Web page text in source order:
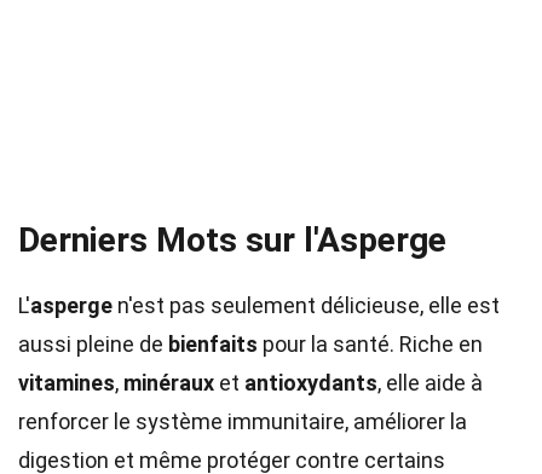
Derniers Mots sur l'Asperge
L'asperge n'est pas seulement délicieuse, elle est
aussi pleine de bienfaits pour la santé. Riche en
vitamines, minéraux et antioxydants, elle aide à
renforcer le système immunitaire, améliorer la
digestion et même protéger contre certains